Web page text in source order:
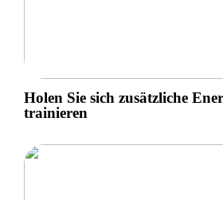
Holen Sie sich zusätzliche
trainieren